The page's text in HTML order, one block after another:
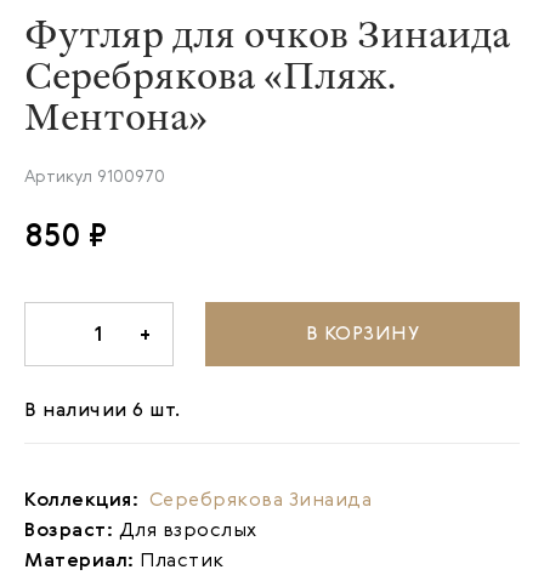
Футляр для очков Зинаида
Серебрякова «Пляж.
Ментона»
Артикул 9100970
850 ₽
1 + В КОРЗИНУ
В наличии 6 шт.
Коллекция: Серебрякова Зинаида
Возраст: Для взрослых
Материал: Пластик